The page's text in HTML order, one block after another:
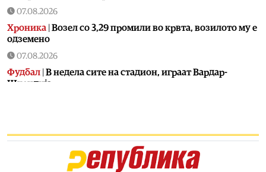
07.08.2026
Хроника Возел со 3,29 промили во крвта, возилото му е
одземено
07.08.2026
Фудбал В недела сите на стадион, играат Вардар-
Шкендија
07.08.2026
Голманот кој беше хит на СП конечно потпиша